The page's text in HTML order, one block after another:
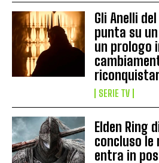
Gli Anelli
punta su
un prologo
SERIE TV
Elden Ring
concluso le
entra in